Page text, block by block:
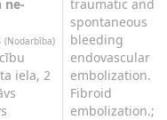
ne-
(Nodarbība)
iela, 2
traumatic and
spontaneous
bleeding
endovascular
embolization.
Fibroid
embolization.;